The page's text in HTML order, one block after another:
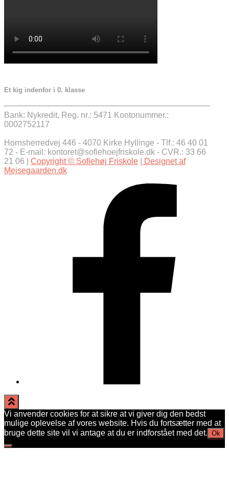
Et kig indenfor i 0. klasse
Bank: Nykredit, Reg. nr.: 5471 Kontonummer.:
0002752117
Hornsherredvej 446 - 4070 Kirke Hyllinge - Tlf.: 46 40 01
72 - E-mail: kontoret@sofiehoejfriskole.dk - CVR.: 33 66
21 06 | Copyright © Sofiehøj Friskole
Designet af
Mejsegaarden.dk
Vi anvender cookies for at sikre at vi giver dig den bedst
mulige oplevelse af vores website. Hvis du fortsætter med at
bruge dette site vil vi antage at du er indforstået med det. Ok